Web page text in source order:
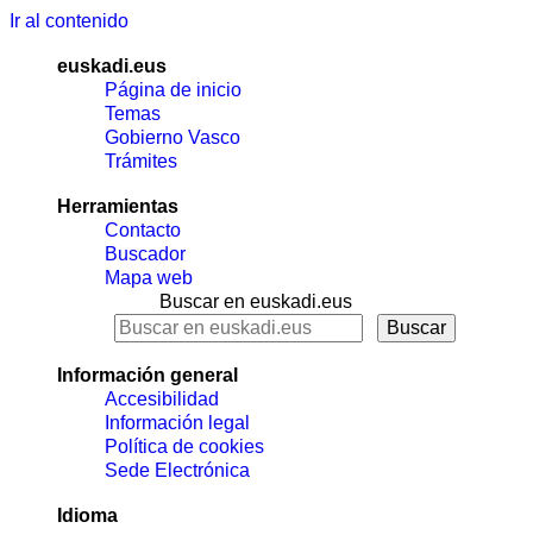
Ir al contenido
euskadi.eus
Página de inicio
Temas
Gobierno Vasco
Trámites
Herramientas
Contacto
Buscador
Mapa web
Buscar en euskadi.eus
Información general
Accesibilidad
Información legal
Política de cookies
Sede Electrónica
Idioma